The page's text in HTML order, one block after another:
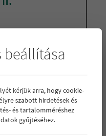
munkavégzést és
számukra.
beállítása
kérjük arra, hogy cookie-
szabott hirdetések és
és tartalomméréshez
gyűjtéséhez.